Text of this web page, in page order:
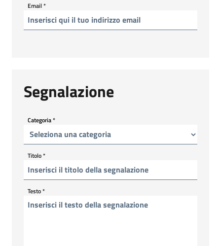
Email*
Segnalazione
Categoria*
Titolo*
Testo*